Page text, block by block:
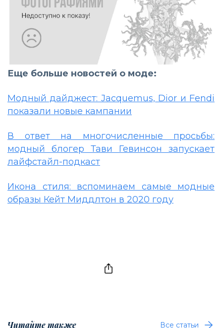
Еще больше новостей о моде:
Модный дайджест: Jacquemus, Dior и Fendi
показали новые кампании
В ответ на многочисленные просьбы:
модный блогер Тави Гевинсон запускает
лайфстайл-подкаст
Икона стиля: вспоминаем самые модные
образы Кейт Миддлтон в 2020 году
Читайте также Все статьи